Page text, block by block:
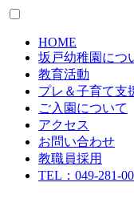
HOME
坂戸幼稚園につ
教育活動
プレ＆子育て支
ご入園について
アクセス
お問い合わせ
教職員採用
TEL：049-281-